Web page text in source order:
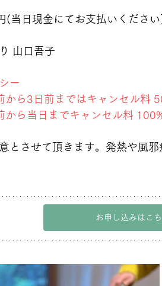
当日現金にてお支払いください
山口吾子
ー
から3日前まではキャンセル料
から当日までキャンセル料
とさせて頂きます。発熱や風
お申し込みはこ